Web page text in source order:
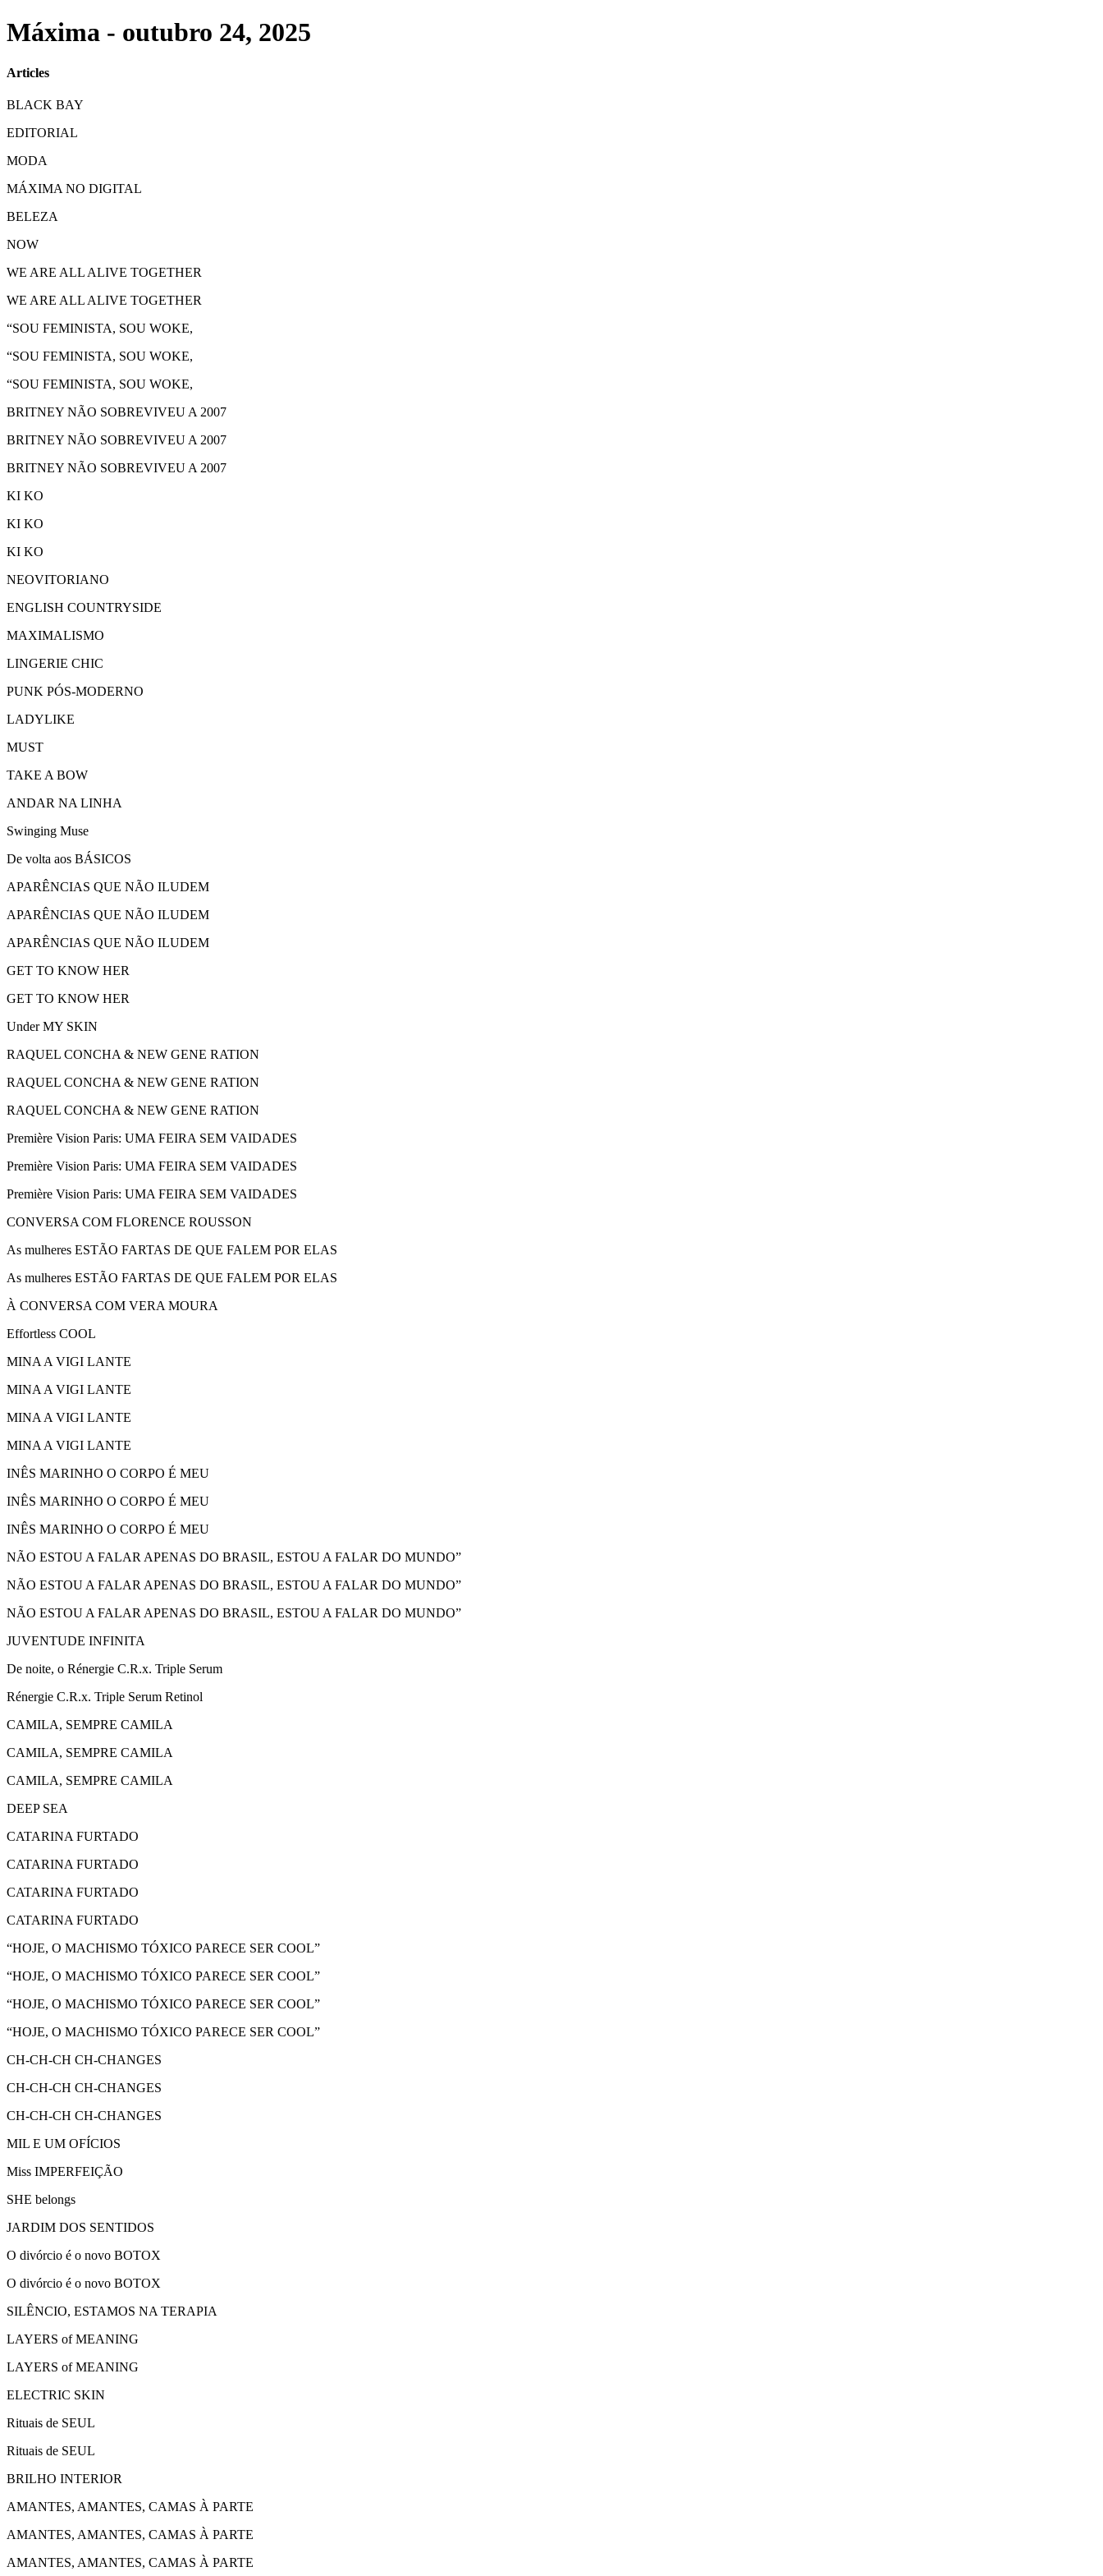
Máxima - outubro 24, 2025
Articles
BLACK BAY
EDITORIAL
MODA
MÁXIMA NO DIGITAL
BELEZA
NOW
WE ARE ALL ALIVE TOGETHER
WE ARE ALL ALIVE TOGETHER
“SOU FEMINISTA, SOU WOKE,
“SOU FEMINISTA, SOU WOKE,
“SOU FEMINISTA, SOU WOKE,
BRITNEY NÃO SOBREVIVEU A 2007
BRITNEY NÃO SOBREVIVEU A 2007
BRITNEY NÃO SOBREVIVEU A 2007
KI KO
KI KO
KI KO
NEOVITORIANO
ENGLISH COUNTRYSIDE
MAXIMALISMO
LINGERIE CHIC
PUNK PÓS-MODERNO
LADYLIKE
MUST
TAKE A BOW
ANDAR NA LINHA
Swinging Muse
De volta aos BÁSICOS
APARÊNCIAS QUE NÃO ILUDEM
APARÊNCIAS QUE NÃO ILUDEM
APARÊNCIAS QUE NÃO ILUDEM
GET TO KNOW HER
GET TO KNOW HER
Under MY SKIN
RAQUEL CONCHA & NEW GENE RATION
RAQUEL CONCHA & NEW GENE RATION
RAQUEL CONCHA & NEW GENE RATION
Première Vision Paris: UMA FEIRA SEM VAIDADES
Première Vision Paris: UMA FEIRA SEM VAIDADES
Première Vision Paris: UMA FEIRA SEM VAIDADES
CONVERSA COM FLORENCE ROUSSON
As mulheres ESTÃO FARTAS DE QUE FALEM POR ELAS
As mulheres ESTÃO FARTAS DE QUE FALEM POR ELAS
À CONVERSA COM VERA MOURA
Effortless COOL
MINA A VIGI LANTE
MINA A VIGI LANTE
MINA A VIGI LANTE
MINA A VIGI LANTE
INÊS MARINHO O CORPO É MEU
INÊS MARINHO O CORPO É MEU
INÊS MARINHO O CORPO É MEU
NÃO ESTOU A FALAR APENAS DO BRASIL, ESTOU A FALAR DO MUNDO”
NÃO ESTOU A FALAR APENAS DO BRASIL, ESTOU A FALAR DO MUNDO”
NÃO ESTOU A FALAR APENAS DO BRASIL, ESTOU A FALAR DO MUNDO”
JUVENTUDE INFINITA
De noite, o Rénergie C.R.x. Triple Serum
Rénergie C.R.x. Triple Serum Retinol
CAMILA, SEMPRE CAMILA
CAMILA, SEMPRE CAMILA
CAMILA, SEMPRE CAMILA
DEEP SEA
CATARINA FURTADO
CATARINA FURTADO
CATARINA FURTADO
CATARINA FURTADO
“HOJE, O MACHISMO TÓXICO PARECE SER COOL”
“HOJE, O MACHISMO TÓXICO PARECE SER COOL”
“HOJE, O MACHISMO TÓXICO PARECE SER COOL”
“HOJE, O MACHISMO TÓXICO PARECE SER COOL”
CH-CH-CH CH-CHANGES
CH-CH-CH CH-CHANGES
CH-CH-CH CH-CHANGES
MIL E UM OFÍCIOS
Miss IMPERFEIÇÃO
SHE belongs
JARDIM DOS SENTIDOS
O divórcio é o novo BOTOX
O divórcio é o novo BOTOX
SILÊNCIO, ESTAMOS NA TERAPIA
LAYERS of MEANING
LAYERS of MEANING
ELECTRIC SKIN
Rituais de SEUL
Rituais de SEUL
BRILHO INTERIOR
AMANTES, AMANTES, CAMAS À PARTE
AMANTES, AMANTES, CAMAS À PARTE
AMANTES, AMANTES, CAMAS À PARTE